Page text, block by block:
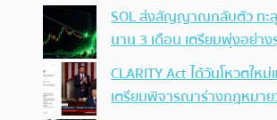
SOL ส่งสัญญาณกลับตัว ทะ
นาน 3 เดือน เตรียมพุ่งอย่าง
CLARITY Act ได้วันโหวตใ
เตรียมพิจารณาร่างกฎหมา